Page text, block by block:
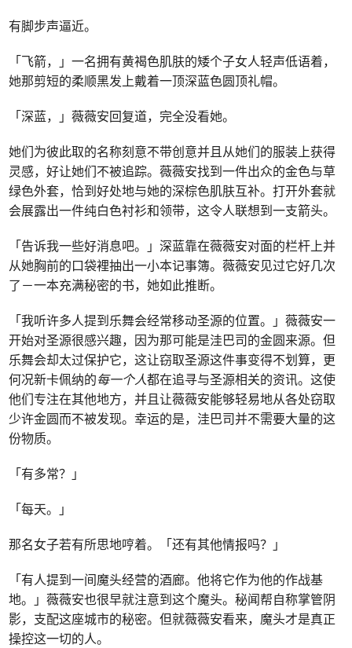
有脚步声逼近。
「飞箭，」一名拥有黄褐色肌肤的矮个子女人轻声低语着，
她那剪短的柔顺黑发上戴着一顶深蓝色圆顶礼帽。
「深蓝，」薇薇安回复道，完全没看她。
她们为彼此取的名称刻意不带创意并且从她们的服装上获得
灵感，好让她们不被追踪。薇薇安找到一件出众的金色与草
绿色外套，恰到好处地与她的深棕色肌肤互补。打开外套就
会展露出一件纯白色衬衫和领带，这令人联想到一支箭头。
「告诉我一些好消息吧。」深蓝靠在薇薇安对面的栏杆上并
从她胸前的口袋裡抽出一小本记事簿。薇薇安见过它好几次
了－一本充满秘密的书，她如此推断。
「我听许多人提到乐舞会经常移动圣源的位置。」薇薇安一
开始对圣源很感兴趣，因为那可能是洼巴司的金圆来源。但
乐舞会却太过保护它，这让窃取圣源这件事变得不划算，更
何况新卡佩纳的每一个人都在追寻与圣源相关的资讯。这使
他们专注在其他地方，并且让薇薇安能够轻易地从各处窃取
少许金圆而不被发现。幸运的是，洼巴司并不需要大量的这
份物质。
「有多常？」
「每天。」
那名女子若有所思地哼着。「还有其他情报吗？」
「有人提到一间魔头经营的酒廊。他将它作为他的作战基
地。」薇薇安也很早就注意到这个魔头。秘闻帮自称掌管阴
影，支配这座城市的秘密。但就薇薇安看来，魔头才是真正
操控这一切的人。